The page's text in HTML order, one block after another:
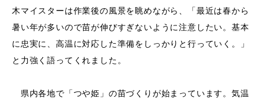
木マイスターは作業後の風景を眺めながら、「最近は春から
暑い年が多いので苗が伸びすぎないように注意したい。基本
に忠実に、高温に対応した準備をしっかりと行っていく。」
と力強く語ってくれました。
県内各地で「つや姫」の苗づくりが始まっています。気温